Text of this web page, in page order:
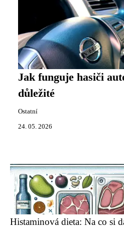
Jak funguje hasiči
důležité
Ostatní
24. 05. 2026
Histaminová dieta: Na co si